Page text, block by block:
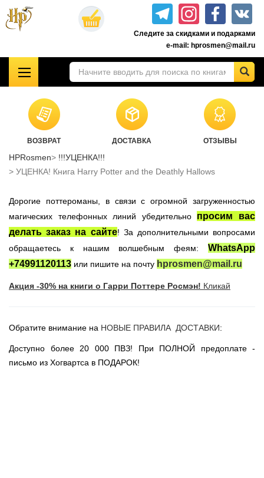
Перейти
Следите за скидками и подарками
e-mail: hprosmen@mail.ru
Комплекты книг о Гарри Поттере
Акционные товары к комплекту 7 книг Росмэн
Гарри Поттер на английском
Настольные игры
Атрибутика Гарри Поттер
Одежда Гарри Поттер
Сладости Jelly Belly
НОВИНКИ САЙТА
Вселенная DC
ВОЗВРАТ ДОСТАВКА ОТЗЫВЫ
HPRosmen
!!!УЦЕНКА!!!
УЦЕНКА! Книга Harry Potter and the Deathly Hallows
Дорогие поттероманы, в связи с огромной загруженностью
магических телефонных линий убедительно просим вас
делать заказ на сайте! За дополнительными вопросами
обращаетесь к нашим волшебным феям:
WhatsApp
+74991120113 или пишите на почту hprosmen@mail.ru
Акция -30% на книги о Гарри Поттере Росмэн! Кликай
Обратите внимание на НОВЫЕ ПРАВИЛА ДОСТАВКИ:
Доступно более 20 000 ПВЗ! При ПОЛНОЙ предоплате -
письмо из Хогвартса в ПОДАРОК!